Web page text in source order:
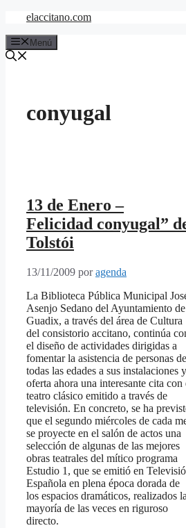
Saltar
contenido
elaccitano.com
Menú
conyugal
13 de Enero –
Felicidad conyugal”
Tolstói
13/11/2009 poragenda
La Biblioteca Pública Municipal
Asenjo Sedano del Ayuntamiento de
Guadix, a través del área de Cultura
del consistorio accitano, continúa
el diseño de actividades dirigidas a
fomentar la asistencia de personas de
todas las edades a sus instalaciones y
oferta ahora una interesante cita con
teatro clásico emitido a través de
televisión. En concreto, se ha
que el segundo miércoles de cada
se proyecte en el salón de actos una
selección de algunas de las mejores
obras teatrales del mítico programa
Estudio 1, que se emitió en
Española en plena época dorada de
los espacios dramáticos, realizados la
mayoría de las veces en riguroso
directo.